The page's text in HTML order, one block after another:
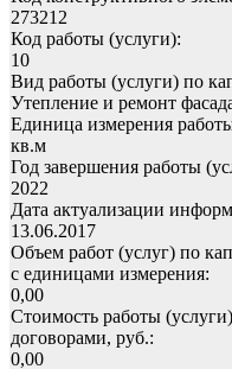
273212
Код работы (услуги):
10
Вид работы (услуги) по
Утепление и ремонт
Единица измерения
кв.м
Год завершения работы
2022
Дата актуализации
13.06.2017
Объем работ (услуг) по
с единицами измерения:
0,00
Стоимость работы
договорами, руб.:
0,00